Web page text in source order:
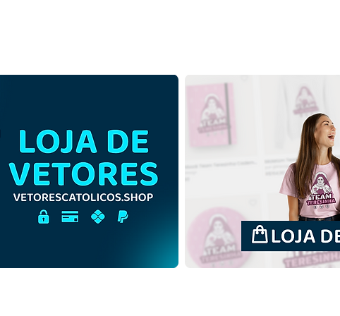
São Cristóvão da Lícia |
Download Grátis Ilustração
Contorno sem fundo em
São